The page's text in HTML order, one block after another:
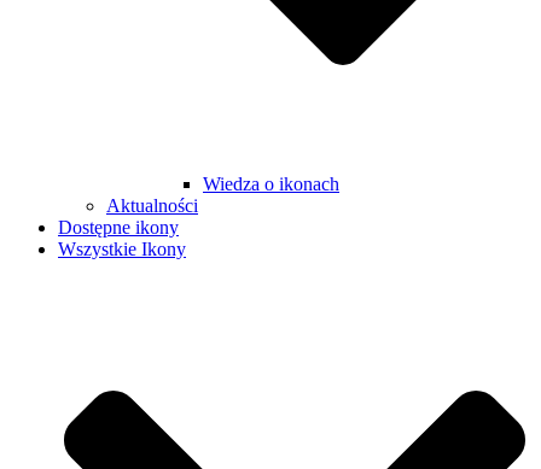
Wiedza o ikonach
Aktualności
Dostępne ikony
Wszystkie Ikony